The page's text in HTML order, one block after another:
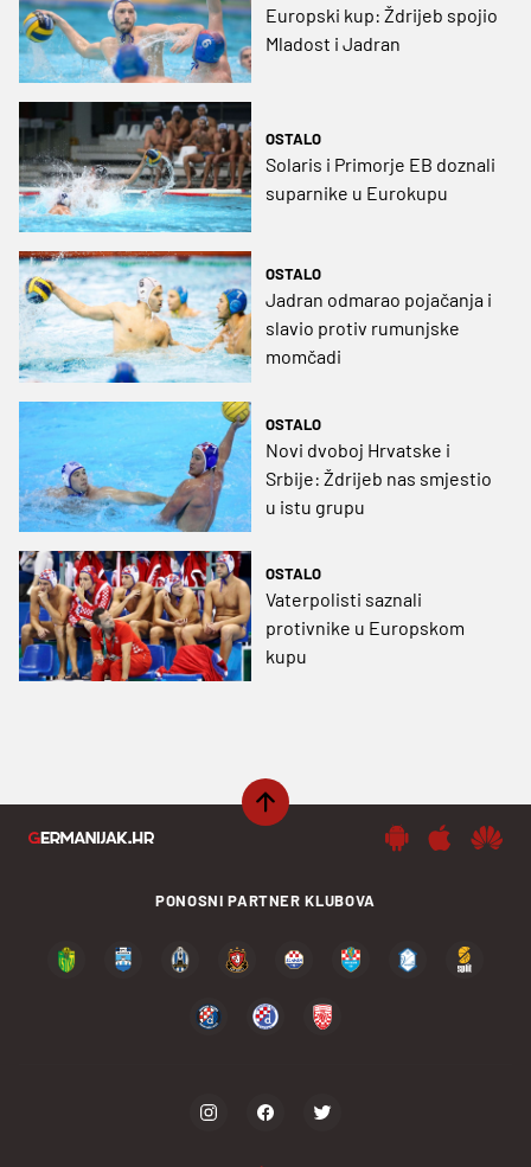
Europski kup: Ždrijeb spojio
Mladost i Jadran
OSTALO
Solaris i Primorje EB doznali
suparnike u Eurokupu
OSTALO
Jadran odmarao pojačanja i
slavio protiv rumunjske
momčadi
OSTALO
Novi dvoboj Hrvatske i
Srbije: Ždrijeb nas smjestio
u istu grupu
OSTALO
Vaterpolisti saznali
protivnike u Europskom
kupu
PONOSNI PARTNER KLUBOVA